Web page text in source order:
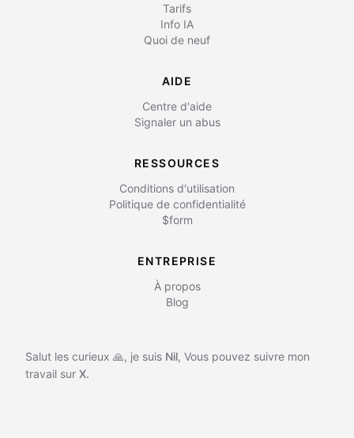
Tarifs
Info IA
Quoi de neuf
AIDE
Centre d'aide
Signaler un abus
RESSOURCES
Conditions d'utilisation
Politique de confidentialité
$form
ENTREPRISE
À propos
Blog
Salut les curieux 🙏, je suis Nil, Vous pouvez suivre mon
travail sur X.